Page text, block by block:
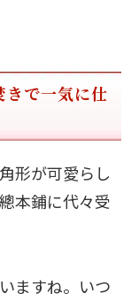
きで一気に仕
形が可愛らし
本鋪に代々受
ますね。いつ